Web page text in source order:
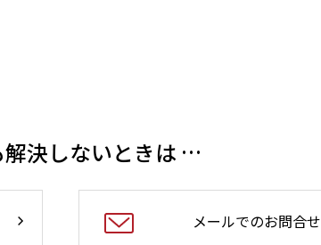
解決しないときは …
メールでのお問合せ